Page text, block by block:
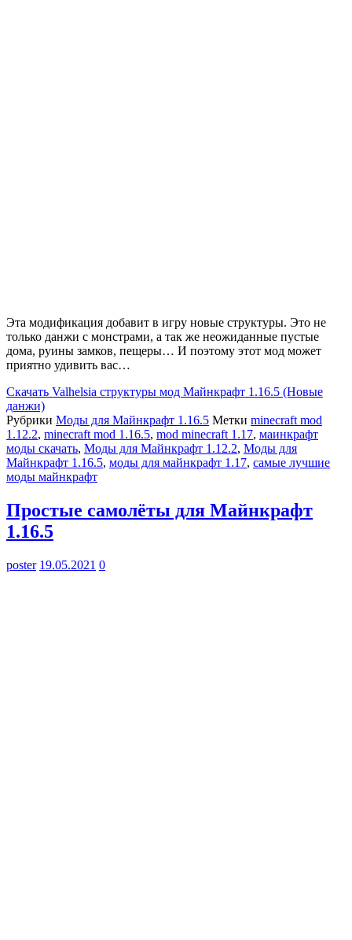
Эта модификация добавит в игру новые структуры. Это не
только данжи с монстрами, а так же неожиданные пустые
дома, руины замков, пещеры… И поэтому этот мод может
приятно удивить вас…
Скачать Valhelsia структуры мод Майнкрафт 1.16.5 (Новые
данжи)
Рубрики Моды для Майнкрафт 1.16.5 Метки minecraft mod
1.12.2, minecraft mod 1.16.5, mod minecraft 1.17, маинкрафт
моды скачать, Моды для Майнкрафт 1.12.2, Моды для
Майнкрафт 1.16.5, моды для майнкрафт 1.17, самые лучшие
моды майнкрафт
Простые самолёты для Майнкрафт
1.16.5
poster 19.05.2021 0